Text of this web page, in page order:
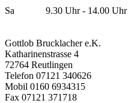
Sa 9.30 Uhr - 14.00 Uhr
Gottlob Brucklacher e.K.
Katharinenstrasse 4
72764 Reutlingen
Telefon 07121 340626
Mobil 0160 6934315
Fax 07121 371718